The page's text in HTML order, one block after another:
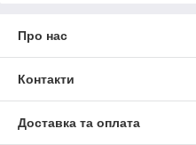
Про нас
Контакти
Доставка та оплата